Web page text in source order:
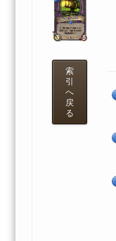
索
引
へ
戻
る